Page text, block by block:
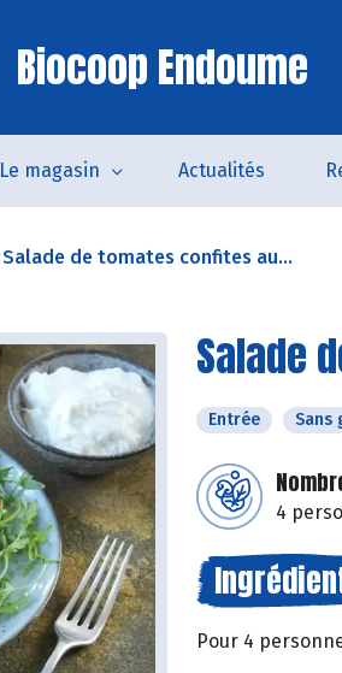
Biocoop Endoume
Le magasin Actualités
Salade de tomates confites au...
Salade
Entrée Sans
4
Pour 4